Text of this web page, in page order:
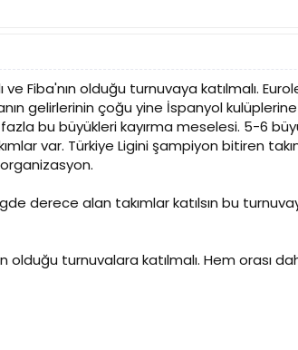
Fiba'nın olduğu turnuvaya katılmalı.
gelirlerinin çoğu yine İspanyol kulüplerine
bu büyükleri kayırma meselesi. 5-6
var. Türkiye Ligini şampiyon bitiren
derece alan takımlar katılsın bu
olduğu turnuvalara katılmalı. Hem orası